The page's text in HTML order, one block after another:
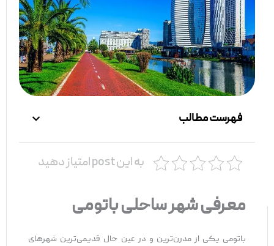
فهرست مطالب
به این post امتیاز دهید
معرفی شهر ساحلی باتومی
باتومی یکی از مدرن‌ترین و در عین حال قدیمی‌ترین شهرهای